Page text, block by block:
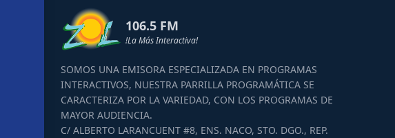
106.5 FM
!La Más Interactiva!
SOMOS UNA EMISORA ESPECIALIZADA EN PROGRAMAS
INTERACTIVOS, NUESTRA PARRILLA PROGRAMÁTICA SE
CARACTERIZA POR LA VARIEDAD, CON LOS PROGRAMAS DE
MAYOR AUDIENCIA.
C/ ALBERTO LARANCUENT #8, ENS. NACO, STO. DGO., REP.